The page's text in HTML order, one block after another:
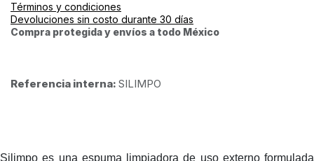
Términos y condiciones
Devoluciones sin costo durante 30 días
Compra protegida y envíos a todo México
Referencia interna: SILIMPO
Silimpo es una espuma limpiadora de uso externo formulada